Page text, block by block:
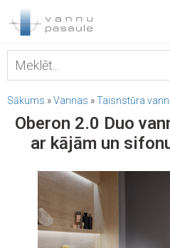
Sākums »Vannas »Taisnstūra
Oberon 2.0 Duo
ar kājām un